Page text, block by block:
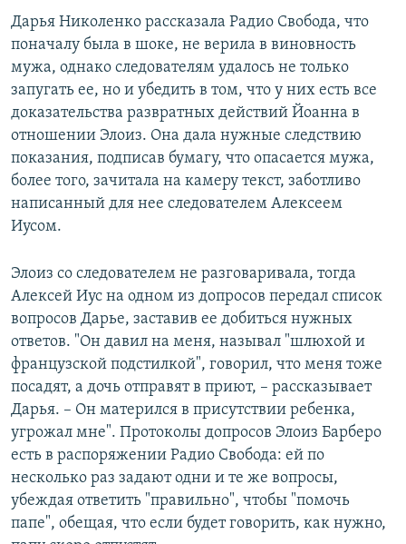
Дарья Николенко рассказала Радио Свобода, что
поначалу была в шоке, не верила в виновность
мужа, однако следователям удалось не только
запугать ее, но и убедить в том, что у них есть все
доказательства развратных действий Йоанна в
отношении Элоиз. Она дала нужные следствию
показания, подписав бумагу, что опасается мужа,
более того, зачитала на камеру текст, заботливо
написанный для нее следователем Алексеем
Иусом.
Элоиз со следователем не разговаривала, тогда
Алексей Иус на одном из допросов передал список
вопросов Дарье, заставив ее добиться нужных
ответов. "Он давил на меня, называл "шлюхой и
французской подстилкой", говорил, что меня тоже
посадят, а дочь отправят в приют, – рассказывает
Дарья. – Он матерился в присутствии ребенка,
угрожал мне". Протоколы допросов Элоиз Барберо
есть в распоряжении Радио Свобода: ей по
несколько раз задают одни и те же вопросы,
убеждая ответить "правильно", чтобы "помочь
папе", обещая, что если будет говорить, как нужно,